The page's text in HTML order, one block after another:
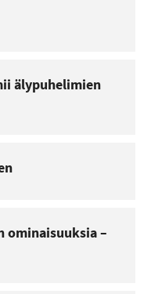
älypuhelimien
ominaisuuksia –